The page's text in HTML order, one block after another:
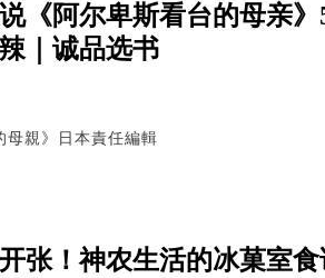
《阿尔卑斯看台的母亲
｜诚品选书
母親》日本責任編輯
张！神农生活的冰菓室